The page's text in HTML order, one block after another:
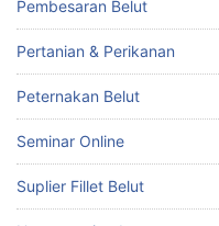
Pembesaran Belut
Pertanian & Perikanan
Peternakan Belut
Seminar Online
Suplier Fillet Belut